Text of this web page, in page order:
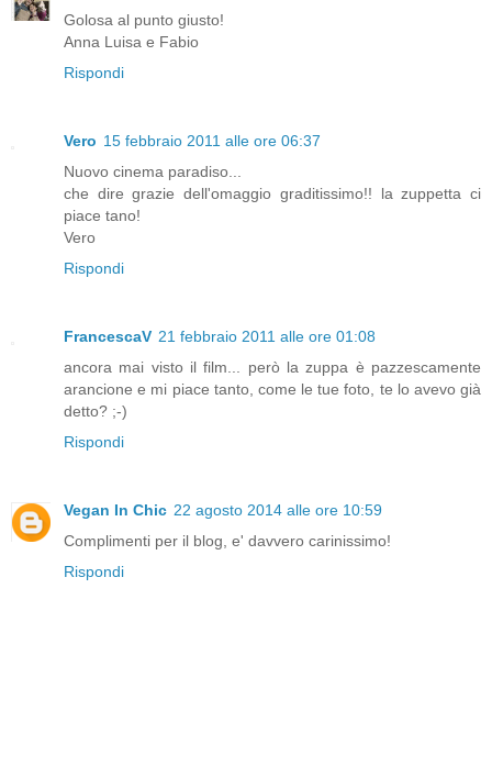
Golosa al punto giusto!
Anna Luisa e Fabio
Rispondi
Vero 15 febbraio 2011 alle ore 06:37
Nuovo cinema paradiso...
che dire grazie dell'omaggio graditissimo!! la zuppetta ci
piace tano!
Vero
Rispondi
FrancescaV 21 febbraio 2011 alle ore 01:08
ancora mai visto il film... però la zuppa è pazzescamente
arancione e mi piace tanto, come le tue foto, te lo avevo già
detto? ;-)
Rispondi
Vegan In Chic 22 agosto 2014 alle ore 10:59
Complimenti per il blog, e' davvero carinissimo!
Rispondi